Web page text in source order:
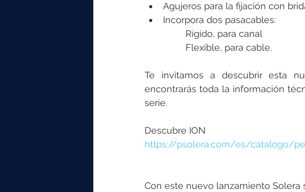
Agujeros para la fijación con
Incorpora dos pasacables:
		Rígido, para canal
		Flexible, para cable.
Te invitamos a descubrir esta
encontrarás toda la información
serie.
Descubre ION
https://psolera.com/es/catalogo/
Con este nuevo lanzamiento